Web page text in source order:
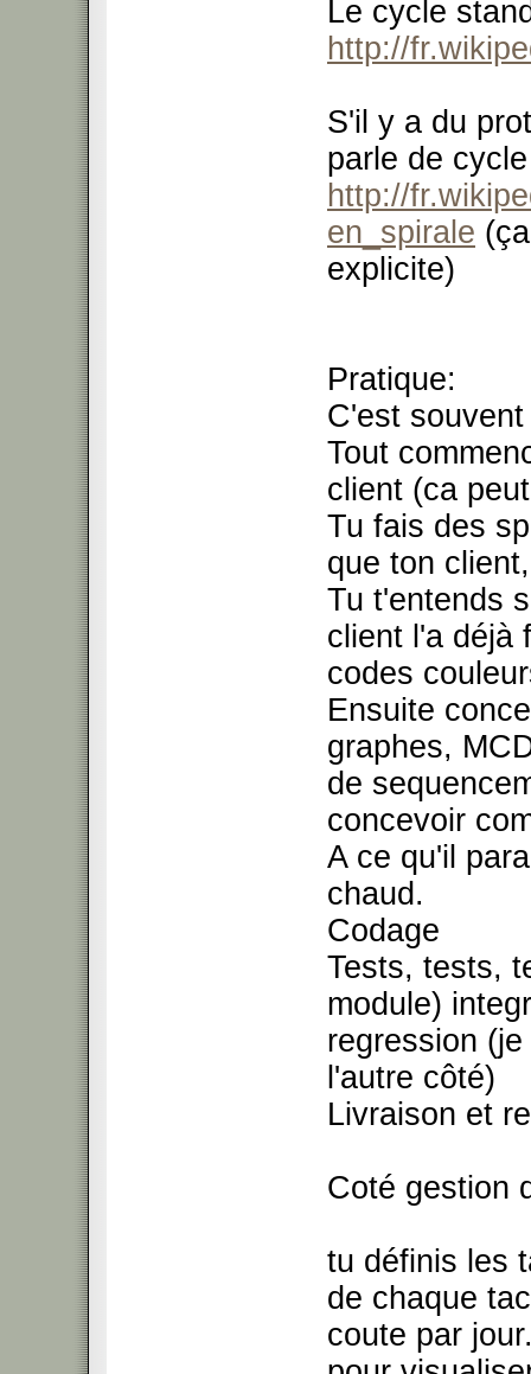
Le cycle
http://
S'il y a du
parle de
http://
en_spirale
explicite)
Pratique:
C'est
Tout
client (ca
Tu fais des
que ton
Tu t'entends
client l'a déjà
codes
Ensuite
graphes,
de
concevoir
A ce qu'il
chaud.
Codage
Tests, tests,
module)
regression
l'autre côté)
Livraison et
Coté gestion
tu définis les
de chaque
coute par